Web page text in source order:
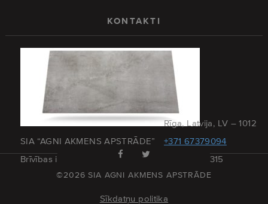
KONTAKTI
SIA “AGNI AKMENS APSTRĀDE”
Brīvības iela 173 – 27
Rīga, Latvija, LV – 1012
+371 67379094
+371 29215315
©2026 SIA AGNI AKMENS APSTRĀDE
Sīkdatņu politika